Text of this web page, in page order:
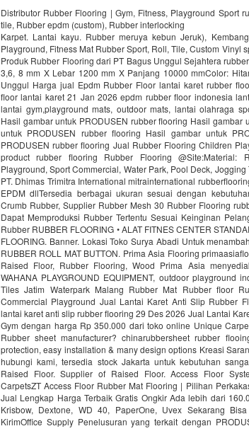
Distributor Rubber Flooring | Gym, Fitness, Playground Sport
tile, Rubber epdm (custom), Rubber interlocking
Karpet. Lantai kayu. Rubber meruya kebun Jeruk),
Playground, Fitness Mat Rubber Sport, Roll, Tile, Custom Vinyl
Produk Rubber Flooring dari PT Bagus Unggul Sejahtera
3,6, 8 mm X Lebar 1200 mm X Panjang 10000 mmColor:
Unggul Harga jual Epdm Rubber Floor lantai karet rubber
floor lantai karet 21 Jan 2026 epdm rubber floor indonesia
lantai gym,playground mats, outdoor mats, lantai olahraga
Hasil gambar untuk PRODUSEN rubber flooring Hasil
untuk PRODUSEN rubber flooring Hasil gambar untuk
PRODUSEN rubber flooring Jual Rubber Flooring Children
product rubber flooring Rubber Flooring @Site:Material:
Playground, Sport Commercial, Water Park, Pool Deck,
PT. Dhimas Trimitra International mitrainternational
EPDM dllTersedia berbagai ukuran sesuai dengan
Crumb Rubber, Supplier Rubber Mesh 30 Rubber Flooring
Dapat Memproduksi Rubber Tertentu Sesuai Keinginan
Rubber RUBBER FLOORING • ALAT FITNES CENTER
FLOORING. Banner. Lokasi Toko Surya Abadi Untuk
RUBBER ROLL MAT BUTTON. Prima Asia Flooring
Raised Floor, Rubber Flooring, Wood Prima Asia
WAHANA PLAYGROUND EQUIPMENT, outdoor playground
Tiles Jatim Waterpark Malang Rubber Mat Rubber floor
Commercial Playground Jual Lantai Karet Anti Slip Rubber
lantai karet anti slip rubber flooring 29 Des 2026 Jual Lantai
Gym dengan harga Rp 350.000 dari toko online Unique
Rubber sheet manufacturer? chinarubbersheet rubber
protection, easy installation & many design options Kreasi
hubungi kami, tersedia stock Jakarta untuk kebutuhan
Raised Floor. Supplier of Raised Floor. Access Floor
CarpetsZT Access Floor Rubber Mat Flooring | Pilihan
Jual Lengkap Harga Terbaik Gratis Ongkir Ada lebih dari
Krisbow, Dextone, WD 40, PaperOne, Uvex Sekarang
KirimOffice Supply Penelusuran yang terkait dengan